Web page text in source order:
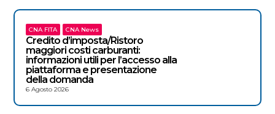
CNA FITA CNA News
Credito d’imposta/Ristoro
maggiori costi carburanti:
informazioni utili per l’accesso alla
piattaforma e presentazione
della domanda
6 Agosto 2026